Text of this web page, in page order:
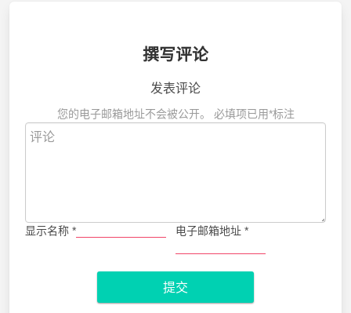
撰写评论
发表评论
您的电子邮箱地址不会被公开。 必填项已用*标注
显示名称 * 电子邮箱地址 *
提交